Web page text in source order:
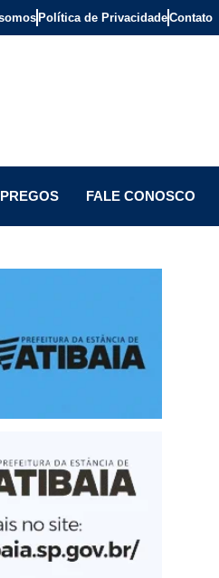
Política de PrivacidadeContato
FALE CONOSCO